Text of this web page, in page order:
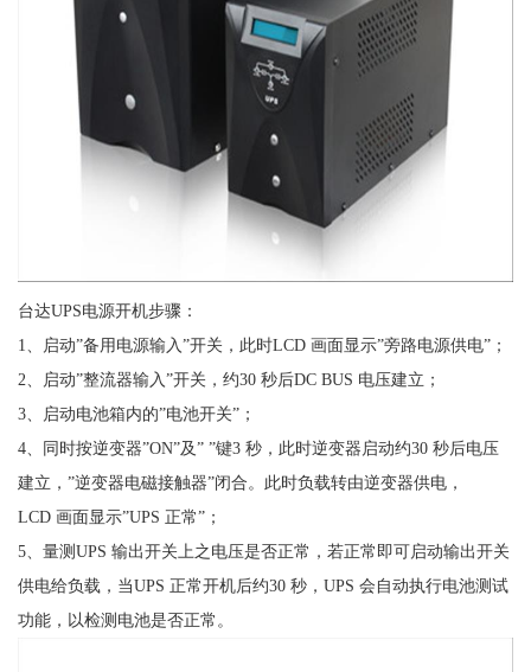
台达UPS电源开机步骤：
1、启动”备用电源输入”开关，此时LCD 画面显示”旁路电源供电”；
2、启动”整流器输入”开关，约30 秒后DC BUS 电压建立；
3、启动电池箱内的”电池开关”；
4、同时按逆变器”ON”及” ”键3 秒，此时逆变器启动约30 秒后电压
建立，”逆变器电磁接触器”闭合。此时负载转由逆变器供电，
LCD 画面显示”UPS 正常”；
5、量测UPS 输出开关上之电压是否正常，若正常即可启动输出开关
供电给负载，当UPS 正常开机后约30 秒，UPS 会自动执行电池测试
功能，以检测电池是否正常。